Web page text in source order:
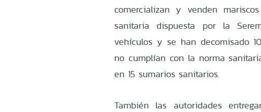
comercializan y venden
sanitaria dispuesta por la
vehículos y se han decomisado
no cumplían con la norma
en 15 sumarios sanitarios.
También las autoridades